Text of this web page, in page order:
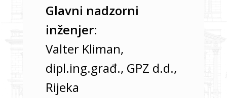
Glavni nadzorni
inženjer:
Valter Kliman,
dipl.ing.građ., GPZ d.d.,
Rijeka